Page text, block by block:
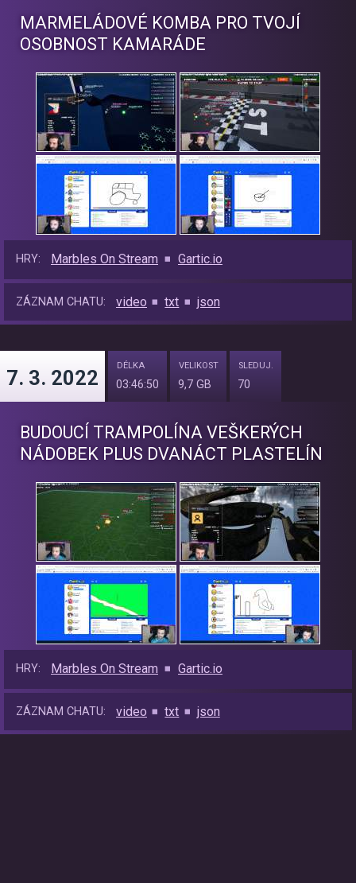
MARMELÁDOVÉ KOMBA PRO TVOJÍ
OSOBNOST KAMARÁDE
HRY: Marbles On Stream Gartic.io
ZÁZNAM CHATU: video txt json
7. 3. 2022
DÉLKA
03:46:50
VELIKOST
9,7 GB
SLEDUJ.
70
BUDOUCÍ TRAMPOLÍNA VEŠKERÝCH
NÁDOBEK PLUS DVANÁCT PLASTELÍN
HRY: Marbles On Stream Gartic.io
ZÁZNAM CHATU: video txt json